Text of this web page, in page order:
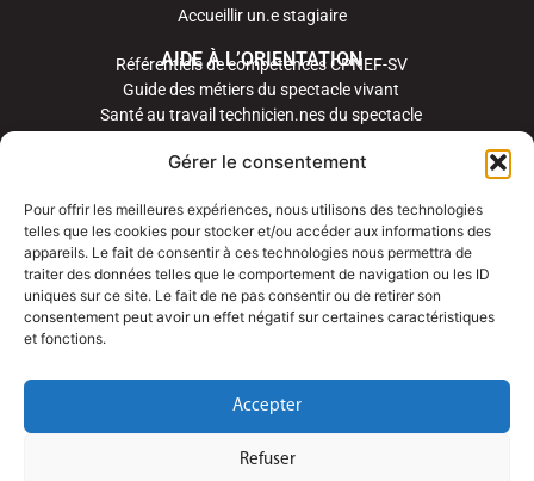
Gérer le consentement
Pour offrir les meilleures expériences, nous utilisons des technologies
telles que les cookies pour stocker et/ou accéder aux informations des
appareils. Le fait de consentir à ces technologies nous permettra de
traiter des données telles que le comportement de navigation ou les ID
uniques sur ce site. Le fait de ne pas consentir ou de retirer son
consentement peut avoir un effet négatif sur certaines caractéristiques
et fonctions.
Accepter
Refuser
Accueillir un.e stagiaire
AIDE À L’ORIENTATION
Référentiels de compétences CPNEF-SV
Guide des métiers du spectacle vivant
Santé au travail technicien.nes du spectacle